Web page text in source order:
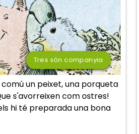
Tres són companyia
un peixet, una porqueta
s'avorreixen com ostres!
hi té preparada una bona